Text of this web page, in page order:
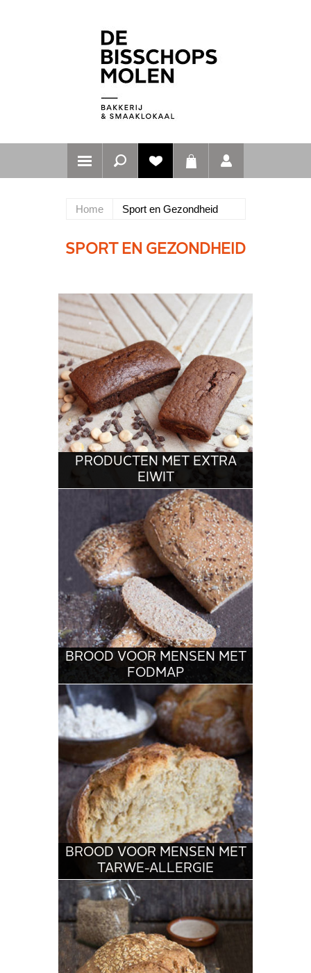
Home Sport en Gezondheid
SPORT EN GEZONDHEID
PRODUCTEN MET EXTRA
EIWIT
BROOD VOOR MENSEN MET
FODMAP
BROOD VOOR MENSEN MET
TARWE-ALLERGIE